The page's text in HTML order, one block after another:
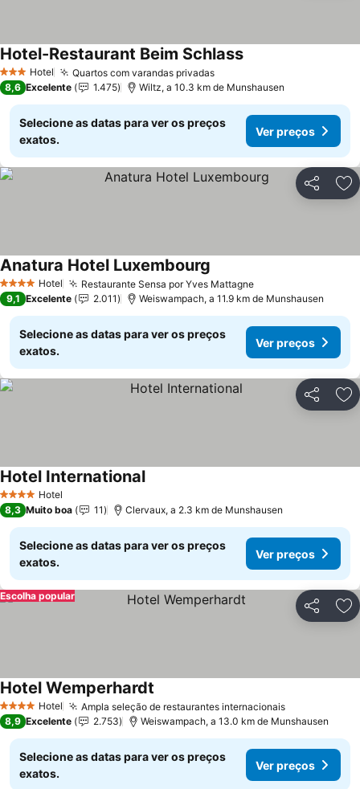
3 EstrelasHotel Quartos com varandas privadas
Hotel-Restaurant Beim Schlass
8,6 Excelente 1.475 Wiltz, a 10.3 km de Munshausen
Selecione as datas para ver os preços
exatos.
Ver preços
Partilhar
4 EstrelasHotel Restaurante Sensa por Yves Mattagne
Anatura Hotel Luxembourg
9,1 Excelente 2.011 Weiswampach, a 11.9 km de Munshausen
Selecione as datas para ver os preços
exatos.
Ver preços
Partilhar
4 EstrelasHotel
Hotel International
8,3 Muito boa 11 Clervaux, a 2.3 km de Munshausen
Selecione as datas para ver os preços
exatos.
Ver preços
Partilhar
Escolha popular
4 EstrelasHotel Ampla seleção de restaurantes internacionais
Hotel Wemperhardt
8,9 Excelente 2.753 Weiswampach, a 13.0 km de Munshausen
Selecione as datas para ver os preços
exatos.
Ver preços